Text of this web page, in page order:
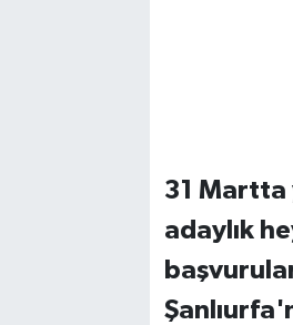
31 Martta
adaylık